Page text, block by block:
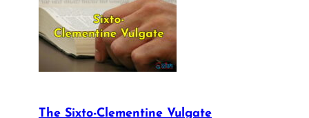
The Sixto-Clementine Vulgate